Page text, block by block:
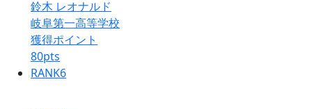
鈴木 レオナルド
岐阜第一高等学校
獲得ポイント
80pts
RANK6